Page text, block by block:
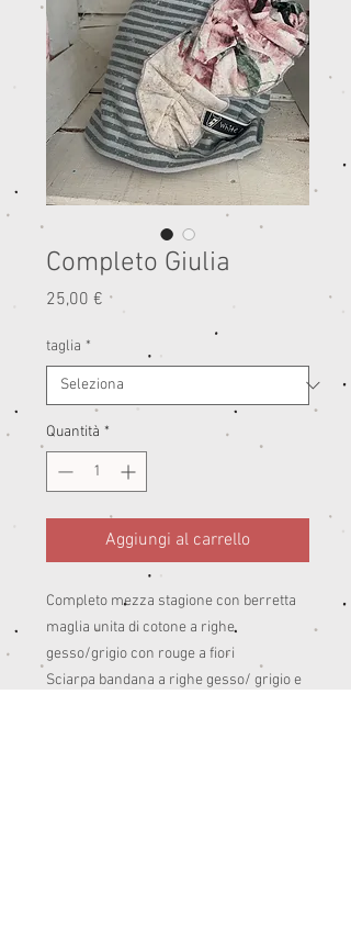
Completo Giulia
25,00 € Prezzo
taglia *
Quantità *
Aggiungi al carrello
Completo mezza stagione con berretta
maglia unita di cotone a righe
gesso/grigio con rouge a fiori
Sciarpa bandana a righe gesso/ grigio e